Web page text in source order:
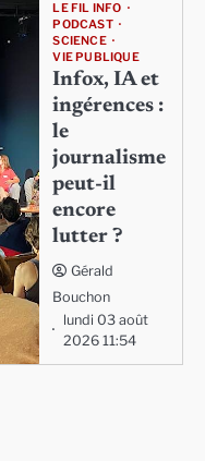
LE FIL INFO
PODCAST
SCIENCE
VIE PUBLIQUE
Infox, IA et
ingérences :
le
journalisme
peut-il
encore
lutter ?
Gérald
Bouchon
lundi 03 août
2026 11:54